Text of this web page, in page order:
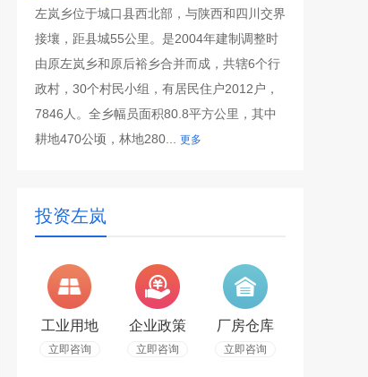
左岚乡位于城口县西北部，与陕西和四川交界
接壤，距县城55公里。是2004年建制调整时
由原左岚乡和原后裕乡合并而成，共辖6个行
政村，30个村民小组，有居民住户2012户，
7846人。全乡幅员面积80.8平方公里，其中
耕地470公顷，林地280... 更多
投资左岚
工业用地
立即咨询
企业政策
立即咨询
厂房仓库
立即咨询